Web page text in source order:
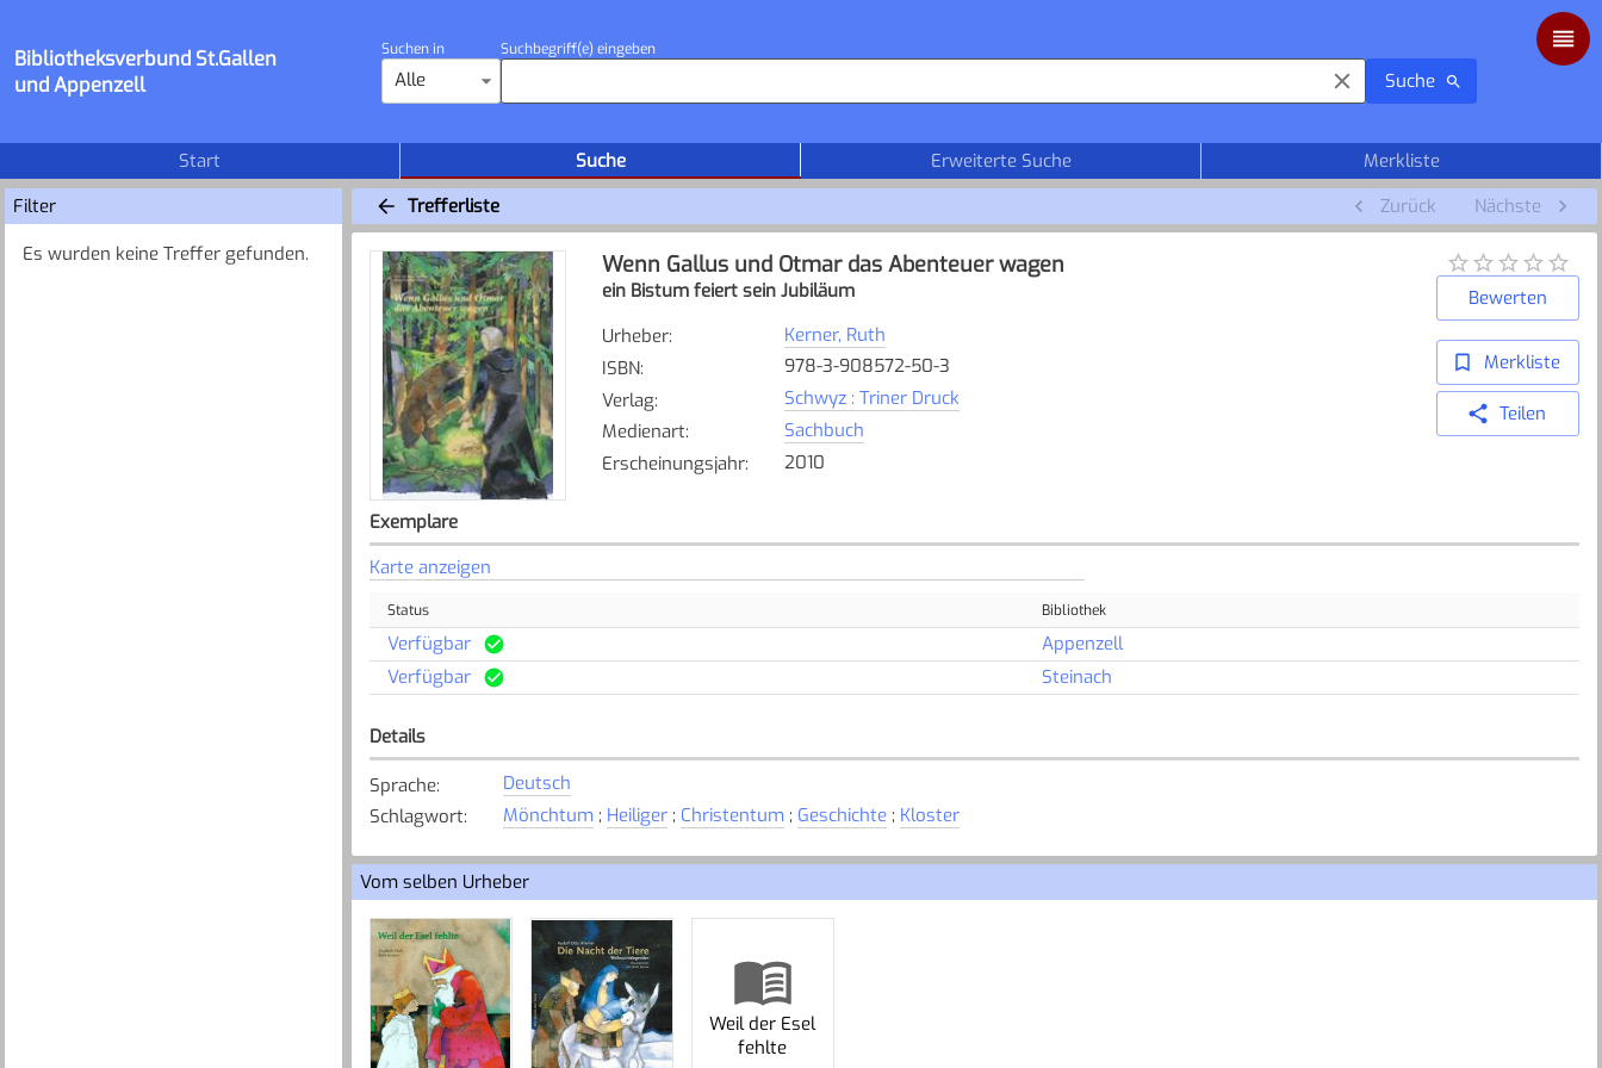
Bibliotheksverbund St.Gallen
und Appenzell
Suchen in
Alle
Suchbegriff(e) eingeben
Suche
Start Suche Erweiterte Suche
Merkliste
Filter
Es wurden keine Treffer gefunden.
Trefferliste Zurück Nächste
Wenn Gallus und Otmar das Abenteuer wagen
ein Bistum feiert sein Jubiläum
Urheber:
Kerner, Ruth
ISBN:
978-3-908572-50-3
Verlag:
Schwyz : Triner Druck
Medienart:
Sachbuch
Erscheinungsjahr: 2010
Bewerten
Merkliste
Teilen
Exemplare
Karte anzeigen
Status Bibliothek
Verfügbar
Appenzell
Verfügbar
Steinach
Details
Sprache:
Deutsch
Schlagwort: Mönchtum; Heiliger; Christentum; Geschichte; Kloster
Vom selben Urheber
Weil der Esel
fehlte